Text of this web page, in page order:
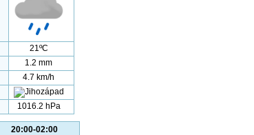
21ºC
1.2 mm
4.7 km/h
1016.2 hPa
20:00-02:00